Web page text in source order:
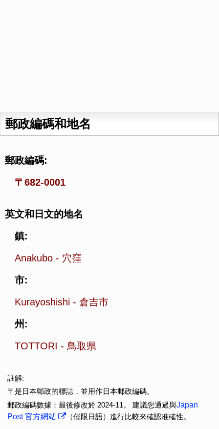
郵政編碼和地名
郵政編碼:
〒682-0001
英文和日文的地名
鎮:
Anakubo - 穴窪
市:
Kurayoshishi - 倉吉市
州:
TOTTORI - 鳥取県
註解:
〒是日本郵政的標誌，並用作日本郵政編碼。
郵政編碼數據：最後修改於 2024-11。 建議您通過與Japan
Post 官方網站
（僅限日語）進行比較來確認准確性。